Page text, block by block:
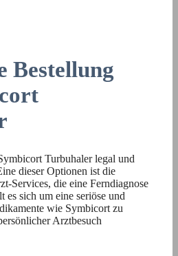
Bestellung
Turbuhaler legal und
dieser Optionen ist die
Services, die eine Ferndiagnose
es sich um eine seriöse und
wie Symbicort zu
Arztbesuch